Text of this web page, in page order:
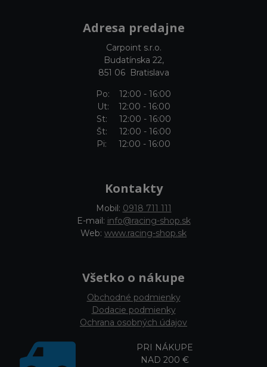
Adresa predajne
Carpoint s.r.o.
Budatínska 22,
851 06 Bratislava
Po: 12:00 - 16:00
Ut: 12:00 - 16:00
St: 12:00 - 16:00
Št: 12:00 - 16:00
Pi: 12:00 - 16:00
Kontakty
Mobil: 0918 711 111
E-mail: info@racing-shop.sk
Web: www.racing-shop.sk
Všetko o nákupe
Obchodné podmienky
Dodacie podmienky
Ochrana osobných údajov
PRI NÁKUPE
NAD 200 €